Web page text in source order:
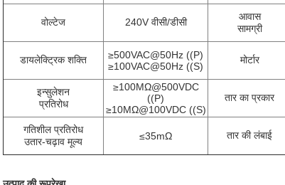
वोल्टेज 240V वीसी/डीसी
आवास
सामग्री
डायलेक्ट्रिक शक्ति
≥500VAC@50Hz ((P)
≥100VAC@50Hz ((S)
मोर्टार
इन्सुलेशन
प्रतिरोध
≥100MΩ@500VDC
((P)
≥10MΩ@100VDC ((S)
तार का प्रकार
गतिशील प्रतिरोध
उतार-चढ़ाव मूल्य
≤35mΩ तार की लंबाई